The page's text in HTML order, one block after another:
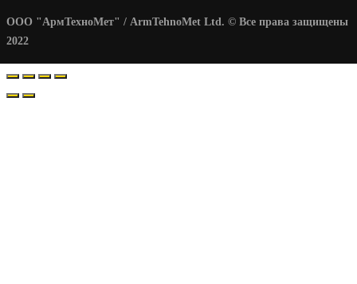
ООО "АрмТехноМет" / ArmTehnoMet Ltd. © Все права защищены
2022